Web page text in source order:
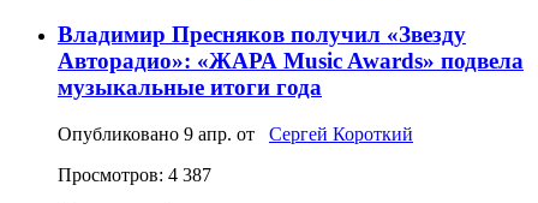
Владимир Пресняков получил «Звезду
Авторадио»: «ЖАРА Music Awards» подвела
музыкальные итоги года
Опубликовано 9 апр. от Сергей Короткий
Просмотров: 4 387